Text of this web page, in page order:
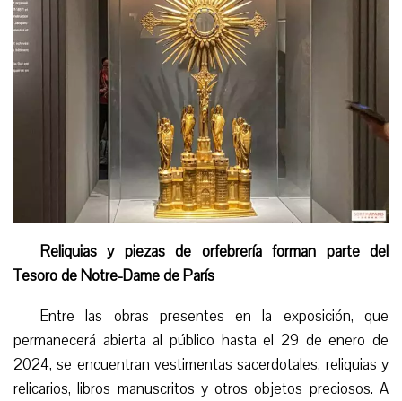
Reliquias y piezas de orfebrería forman parte del
Tesoro de Notre-Dame de París
Entre las obras presentes en la exposición, que
permanecerá abierta al público hasta el 29 de enero de
2024, se encuentran vestimentas sacerdotales, reliquias y
relicarios, libros manuscritos y otros objetos preciosos. A